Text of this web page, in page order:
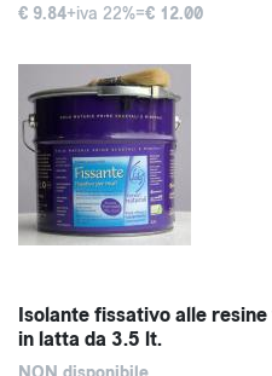
€ 9.84+iva 22%=€ 12.00
Isolante fissativo alle
in latta da 3.5 lt.